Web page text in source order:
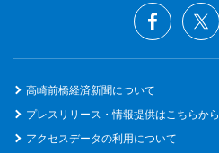
高崎前橋経済新聞について
プレスリリース・情報提供はこちらから
アクセスデータの利用について